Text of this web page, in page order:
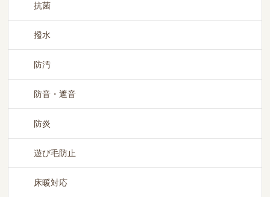
抗菌
撥水
防汚
防音・遮音
防炎
遊び毛防止
床暖対応